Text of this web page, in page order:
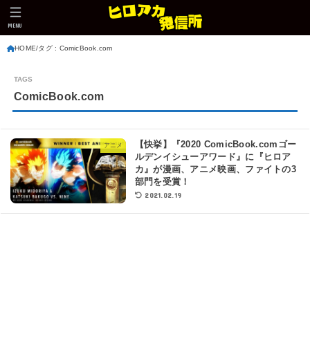
MENU
HOME タグ : ComicBook.com
ComicBook.com
アニメ
【快挙】『2020 ComicBook.comゴー
ルデンイシューアワード』に『ヒロア
カ』が漫画、アニメ映画、ファイトの3
部門を受賞！
2021.02.19